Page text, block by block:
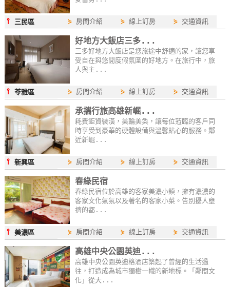
作
廠
商
合
作
旅
伴
計
劃
商
品
宣
傳
⫯ 三民區 ⋟ 房間介紹 ⋟線上訂房 ⋟ 交通資訊
好地方大飯店三多...
三多好地方大飯店是您旅途中舒適的家，讓您享
受自在與悠閒度假氛圍的好地方。在旅行中，旅
人與主...
⫯苓雅區 ⋟ 房間介紹 ⋟線上訂房 ⋟ 交通資訊
承攜行旅高雄新崛...
耗費鉅資裝潢，美輪美奐，讓每位蒞臨的客戶同
時享受到豪華的硬體設備與溫馨貼心的服務。鄰
近新崛...
⫯新興區 ⋟ 房間介紹 ⋟線上訂房 ⋟ 交通資訊
春綠民宿
春綠民宿位於高雄的客家美濃小鎮，擁有濃濃的
客家文化氣氛以及著名的客家小菜。告別擾人壅
擠的都...
⫯美濃區 ⋟ 房間介紹 ⋟線上訂房 ⋟ 交通資訊
高雄中央公園英迪...
高雄中央公園英迪格酒店築起了曾經的生活過
往，打造成為城市獨樹一幟的新地標。「鄰間文
化」從大...